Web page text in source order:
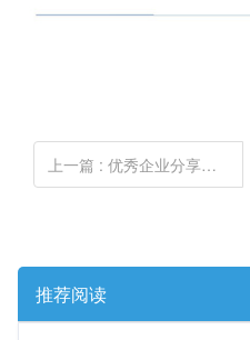
上一篇 : 优秀企业分享——雪景电子科技(上海)有限公司市场总监 赵之骏
推荐阅读